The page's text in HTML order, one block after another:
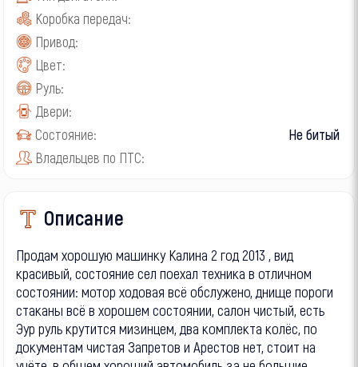
Коробка передач:
Привод:
Цвет:
Руль:
Двери:
Состояние:
Не битый
Владельцев по ПТС:
Описание
Продам хорошую машинку Калина 2 год 2013 , вид
красивый, состояние сел поехал техника в отличном
состоянии: мотор ходовая всё обслужено, днище пороги
стаканы всё в хорошем состоянии, салон чистый, есть
Эур руль крутится мизинцем, два комплекта колёс, по
документам чистая Запретов и Арестов нет, стоит на